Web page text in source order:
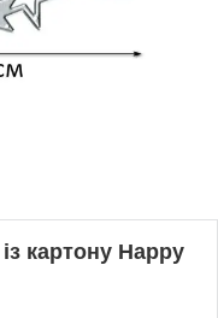
картону Happy